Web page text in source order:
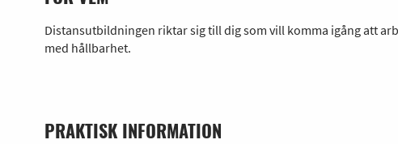
Distansutbildningen riktar sig till dig som vill komma igång att
med hållbarhet.
PRAKTISK INFORMATION